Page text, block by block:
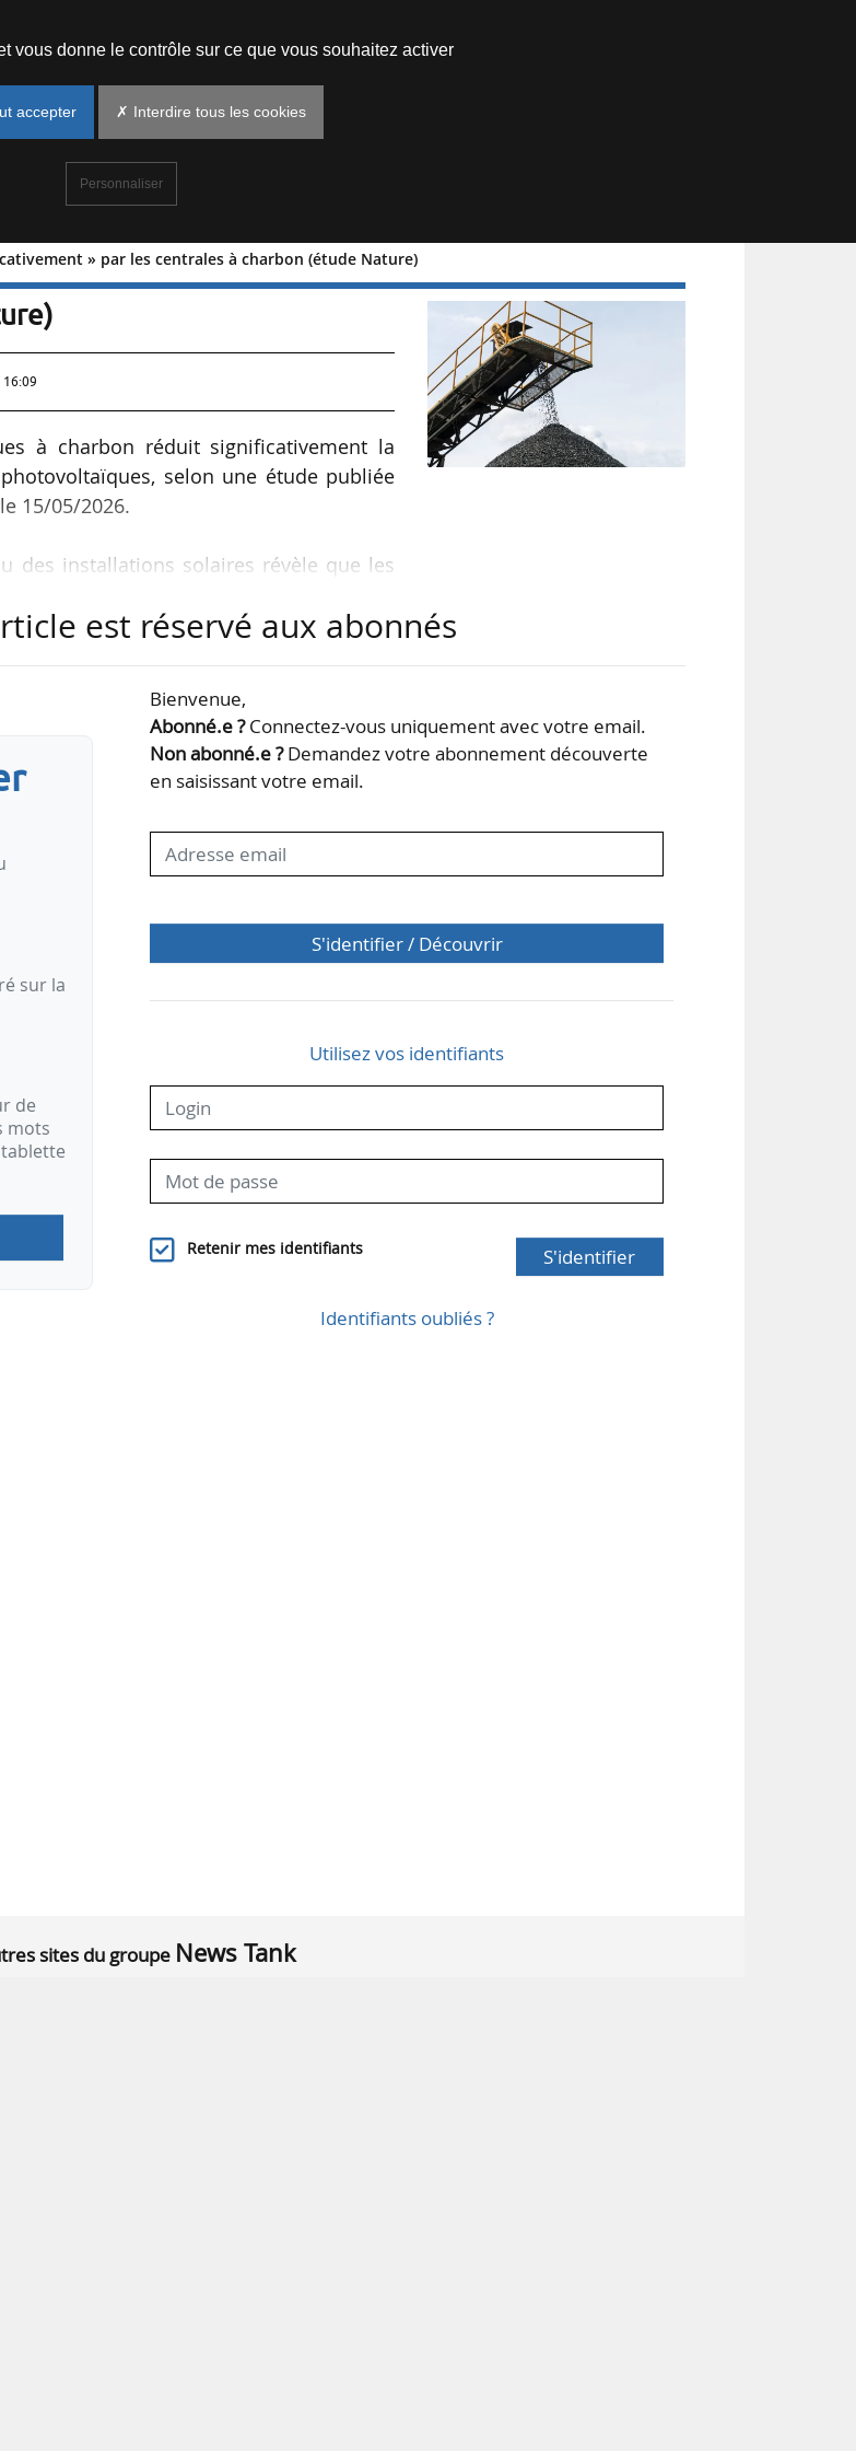
» par les centrales à charbon (étude Nature)
significativement » par
à charbon réduit significativement la
selon une étude publiée
15/05/2026.
des installations solaires révèle que les
l’étude.
ajoutée par les nouvelles installations
est réservé aux abonnés
sur la
de
mots
Bienvenue,
Abonné.e ?Connectez-vous uniquement avec votre email.
Non abonné.e ?Demandez votre abonnement découverte
en saisissant votre email.
S'identifier / Découvrir
Utilisez vos identifiants
Retenir mes identifiants S'identifier
Identifiants oubliés ?
sites du groupe News Tank
vous donne le contrôle sur ce que vous souhaitez activer
accepter ✗ Interdire tous les cookies
Personnaliser